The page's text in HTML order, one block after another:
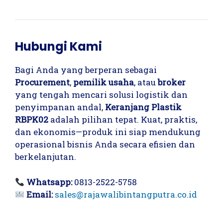
Hubungi Kami
Bagi Anda yang berperan sebagai
Procurement, pemilik usaha, ataubroker
yang tengah mencari solusi logistik dan
penyimpanan andal, Keranjang Plastik
RBPK02 adalah pilihan tepat. Kuat, praktis,
dan ekonomis—produk ini siap mendukung
operasional bisnis Anda secara efisien dan
berkelanjutan.
Whatsapp:0813-2522-5758
Email: sales@rajawalibintangputra.co.id